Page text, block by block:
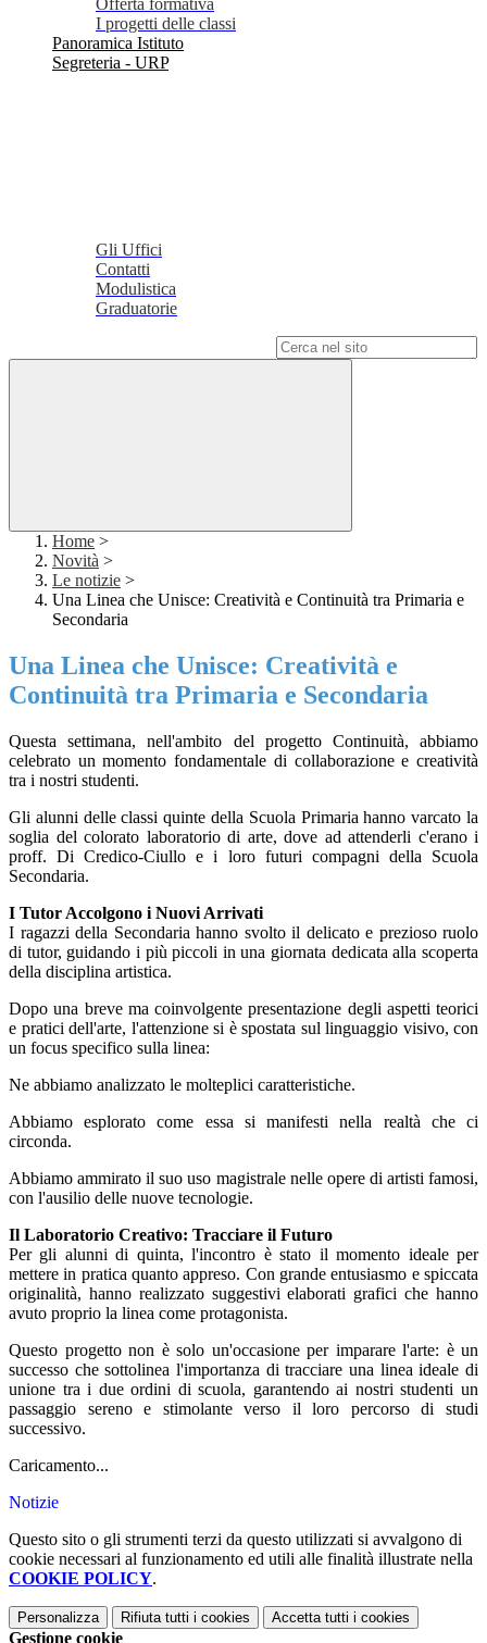
Offerta formativa
I progetti delle classi
Panoramica Istituto
Segreteria - URP
Gli Uffici
Contatti
Modulistica
Graduatorie
Home >
Novità >
Le notizie >
Una Linea che Unisce: Creatività e Continuità tra Primaria e
Secondaria
Una Linea che Unisce: Creatività e
Continuità tra Primaria e Secondaria
Questa settimana, nell'ambito del progetto Continuità, abbiamo
celebrato un momento fondamentale di collaborazione e creatività
tra i nostri studenti.
Gli alunni delle classi quinte della Scuola Primaria hanno varcato la
soglia del colorato laboratorio di arte, dove ad attenderli c'erano i
proff. Di Credico-Ciullo e i loro futuri compagni della Scuola
Secondaria.
I Tutor Accolgono i Nuovi Arrivati
I ragazzi della Secondaria hanno svolto il delicato e prezioso ruolo
di tutor, guidando i più piccoli in una giornata dedicata alla scoperta
della disciplina artistica.
Dopo una breve ma coinvolgente presentazione degli aspetti teorici
e pratici dell'arte, l'attenzione si è spostata sul linguaggio visivo, con
un focus specifico sulla linea:
Ne abbiamo analizzato le molteplici caratteristiche.
Abbiamo esplorato come essa si manifesti nella realtà che ci
circonda.
Abbiamo ammirato il suo uso magistrale nelle opere di artisti famosi,
con l'ausilio delle nuove tecnologie.
Il Laboratorio Creativo: Tracciare il Futuro
Per gli alunni di quinta, l'incontro è stato il momento ideale per
mettere in pratica quanto appreso. Con grande entusiasmo e spiccata
originalità, hanno realizzato suggestivi elaborati grafici che hanno
avuto proprio la linea come protagonista.
Questo progetto non è solo un'occasione per imparare l'arte: è un
successo che sottolinea l'importanza di tracciare una linea ideale di
unione tra i due ordini di scuola, garantendo ai nostri studenti un
passaggio sereno e stimolante verso il loro percorso di studi
successivo.
Caricamento...
Notizie
Questo sito o gli strumenti terzi da questo utilizzati si avvalgono di
cookie necessari al funzionamento ed utili alle finalità illustrate nella
COOKIE POLICY.
Personalizza Rifiuta tutti i cookies Accetta tutti i cookies
Gestione cookie